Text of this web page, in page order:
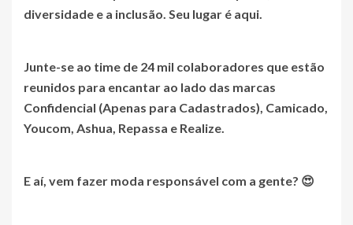
diversidade e a inclusão. Seu lugar é aqui.
Junte-se ao time de 24 mil colaboradores que estão
reunidos para encantar ao lado das marcas
Confidencial (Apenas para Cadastrados), Camicado,
Youcom, Ashua, Repassa e Realize.
E aí, vem fazer moda responsável com a gente? 😍